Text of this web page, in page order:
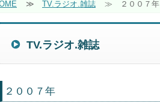
TV.ラジオ.雑誌 ２００７年
TV.ラジオ.雑誌
２００７年